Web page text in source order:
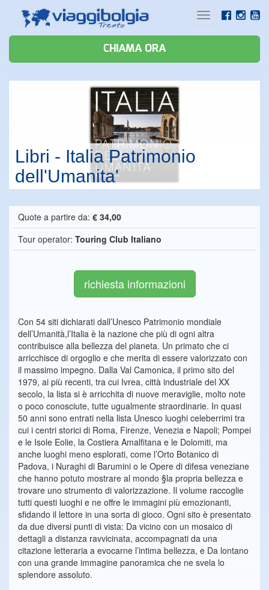
Toggle
CHIAMA ORA
Libri - Italia Patrimonio
dell'Umanita'
Quote a partire da: € 34,00
Tour operator: Touring Club Italiano
richiesta informazioni
Con 54 siti dichiarati dall’Unesco Patrimonio mondiale
dell’Umanità,l’Italia è la nazione che più di ogni altra
contribuisce alla bellezza del pianeta. Un primato che ci
arricchisce di orgoglio e che merita di essere valorizzato con
il massimo impegno. Dalla Val Camonica, il primo sito del
1979, ai più recenti, tra cui Ivrea, città industriale del XX
secolo, la lista si è arricchita di nuove meraviglie, molto note
o poco conosciute, tutte ugualmente straordinarie. In quasi
50 anni sono entrati nella lista Unesco luoghi celeberrimi tra
cui i centri storici di Roma, Firenze, Venezia e Napoli; Pompei
e le Isole Eolie, la Costiera Amalfitana e le Dolomiti, ma
anche luoghi meno esplorati, come l’Orto Botanico di
Padova, i Nuraghi di Barumini o le Opere di difesa veneziane
che hanno potuto mostrare al mondo §la propria bellezza e
trovare uno strumento di valorizzazione. Il volume raccoglie
tutti questi luoghi e ne offre le immagini più emozionanti,
sfidando il lettore in una sorta di gioco. Ogni sito è presentato
da due diversi punti di vista: Da vicino con un mosaico di
dettagli a distanza ravvicinata, accompagnati da una
citazione letteraria a evocarne l’intima bellezza, e Da lontano
con una grande immagine panoramica che ne svela lo
splendore assoluto.